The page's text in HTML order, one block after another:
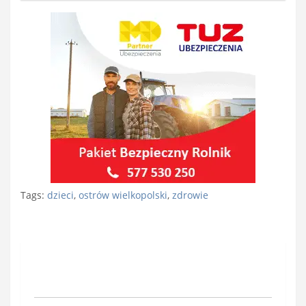
Tags: dzieci, ostrów wielkopolski, zdrowie